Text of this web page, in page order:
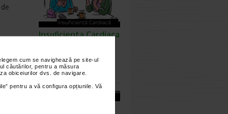
cum se navighează pe site-ul
căutărilor, pentru a măsura
obiceiurilor dvs. de navigare.
pentru a vă configura opțiunile. Vă
mai
Insuficienta Cardiaca
Timp de citire:
0 minute, 0 secunde
31 iulie 2026